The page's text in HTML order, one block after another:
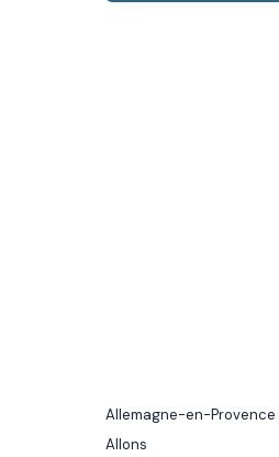
Allemagne-en-Provence
Allons